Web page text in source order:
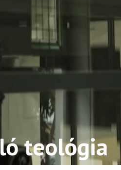
teológia